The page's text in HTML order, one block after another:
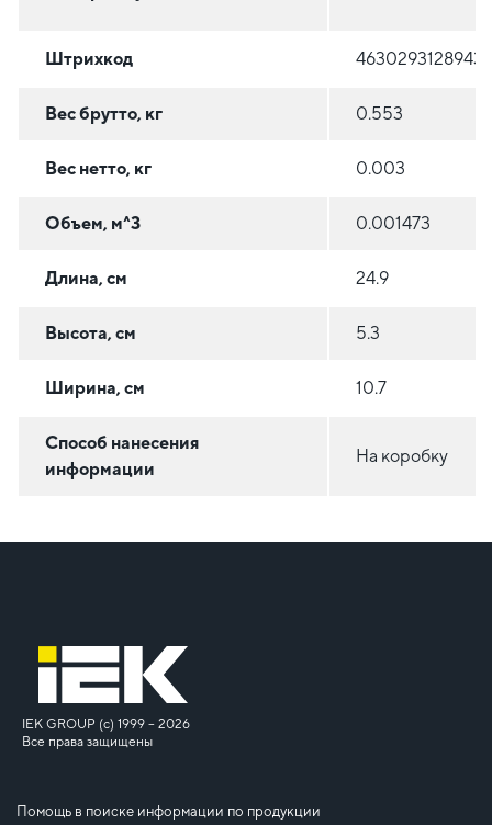
Штрихкод 4630293128943
Вес брутто, кг 0.553
Вес нетто, кг 0.003
Объем, м^3 0.001473
Длина, см 24.9
Высота, см 5.3
Ширина, см 10.7
Способ нанесения
информации
На коробку
IEK GROUP (c) 1999 – 2026
Все права защищены
Помощь в поиске информации по продукции